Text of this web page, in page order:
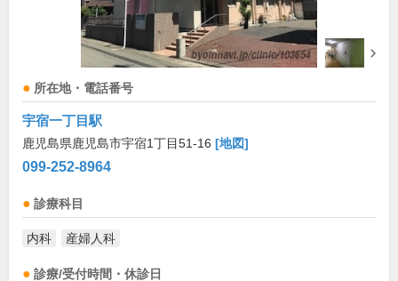
所在地・電話番号
宇宿一丁目駅
鹿児島県鹿児島市宇宿1丁目51-16 [地図]
099-252-8964
診療科目
内科 産婦人科
診療/受付時間・休診日